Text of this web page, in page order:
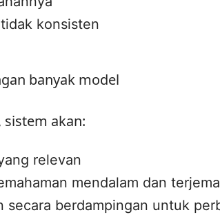
konsisten
banyak model
akan:
relevan
mendalam dan
berdampingan untuk